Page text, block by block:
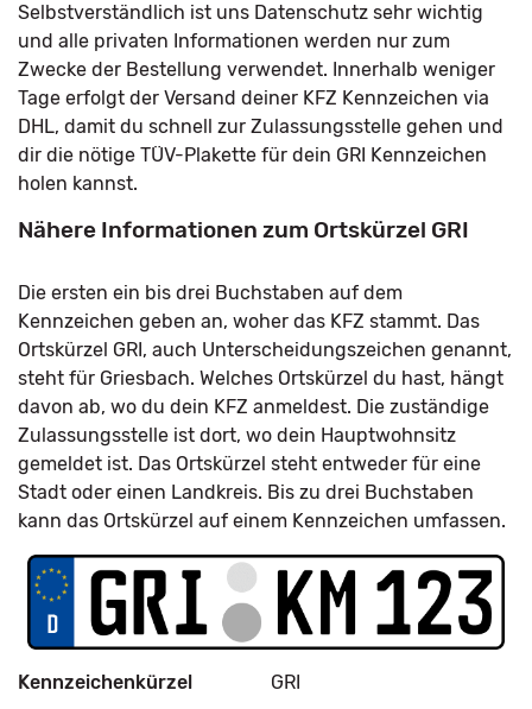
Selbstverständlich ist uns Datenschutz sehr wichtig
und alle privaten Informationen werden nur zum
Zwecke der Bestellung verwendet. Innerhalb weniger
Tage erfolgt der Versand deiner KFZ Kennzeichen via
DHL, damit du schnell zur Zulassungsstelle gehen und
dir die nötige TÜV-Plakette für dein GRI Kennzeichen
holen kannst.
Nähere Informationen zum Ortskürzel GRI
Die ersten ein bis drei Buchstaben auf dem
Kennzeichen geben an, woher das KFZ stammt. Das
Ortskürzel GRI, auch Unterscheidungszeichen genannt,
steht für Griesbach. Welches Ortskürzel du hast, hängt
davon ab, wo du dein KFZ anmeldest. Die zuständige
Zulassungsstelle ist dort, wo dein Hauptwohnsitz
gemeldet ist. Das Ortskürzel steht entweder für eine
Stadt oder einen Landkreis. Bis zu drei Buchstaben
kann das Ortskürzel auf einem Kennzeichen umfassen.
Kennzeichenkürzel GRI